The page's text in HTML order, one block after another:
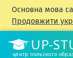
Основна мова
Продовжити
центр польского